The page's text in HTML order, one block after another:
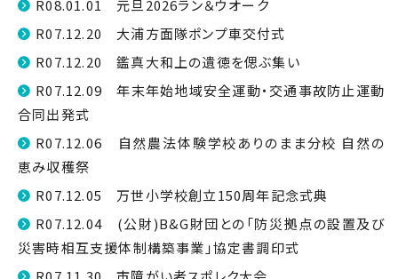
R08.01.01 元旦2026ラン＆ウオーク
R07.12.20 大浦方面隊ポンプ車交付式
R07.12.20 鑑真大和上の遺徳を偲ぶ集い
R07.12.09 年末年始地域安全運動・交通事故防止運動
合同出発式
R07.12.06 自然農法体験学校ありのまま分校 自然の
恵み収穫祭
R07.12.05 万世小学校創立150周年記念式典
R07.12.04 (公財)B&G財団との「防災拠点の設置及び
災害時相互支援体制構築事業」協定書調印式